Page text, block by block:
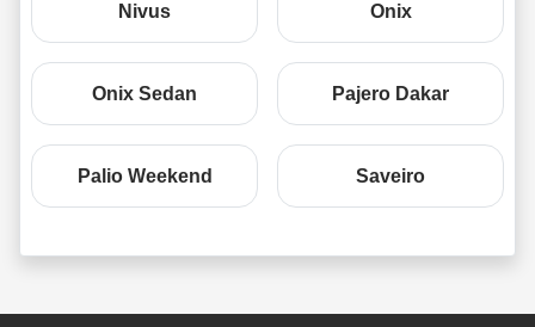
Nivus Onix
Onix Sedan Pajero Dakar
Palio Weekend Saveiro